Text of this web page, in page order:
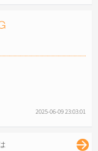
2025-06-09 23:03:01